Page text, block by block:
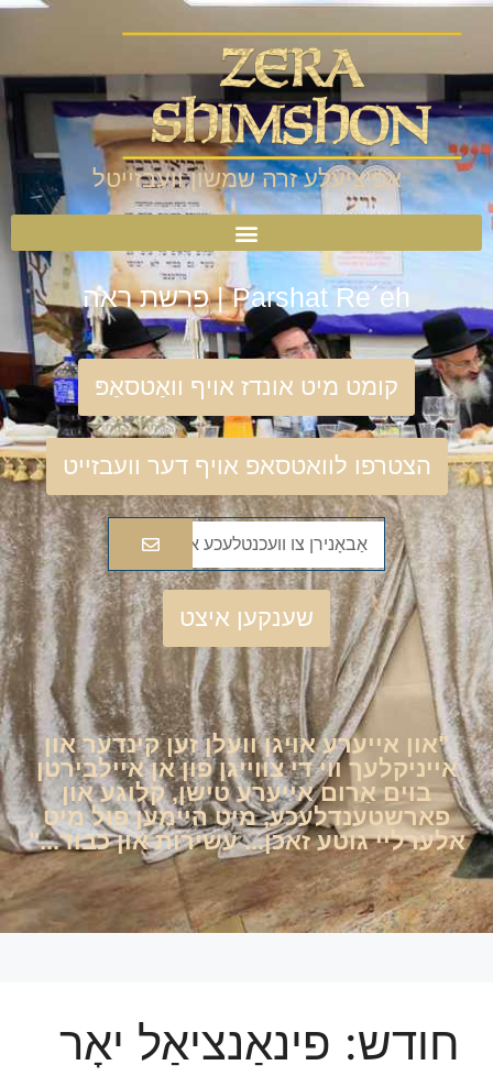
אפיציעלע זרה שמשון וועבזייטל
Parshat Re´eh | פרשת ראה
קומט מיט אונדז אויף וואַטסאַפּ
הצטרפו לוואטסאפ אויף דער וועבזייט
שענקען איצט
"און אייערע אויגן וועלן זען קינדער און
אייניקלעך ווי די צווייגן פון אן איילבירטן
בוים אַרום אייערע טישן, קלוגע און
פארשטענדלעכע, מיט היימען פול מיט
אלערליי גוטע זאכן... עשירות און כבוד..."
חודש: פינאַנציאַל יאָר